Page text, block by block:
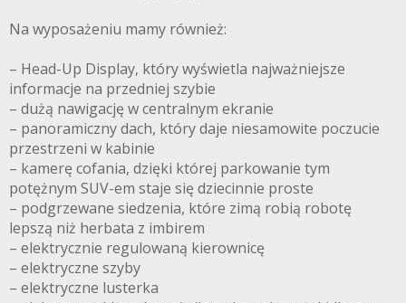
Na wyposażeniu mamy również:
– Head-Up Display, który wyświetla najważniejsze
informacje na przedniej szybie
– dużą nawigację w centralnym ekranie
– panoramiczny dach, który daje niesamowite poczucie
przestrzeni w kabinie
– kamerę cofania, dzięki której parkowanie tym
potężnym SUV-em staje się dziecinnie proste
– podgrzewane siedzenia, które zimą robią robotę
lepszą niż herbata z imbirem
– elektrycznie regulowaną kierownicę
– elektryczne szyby
– elektryczne lusterka